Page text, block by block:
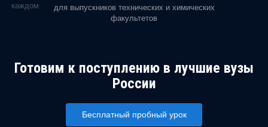
в каждом
для выпускников технических и химических
факультетов
Готовим к поступлению в лучшие вузы
России
Бесплатный пробный урок